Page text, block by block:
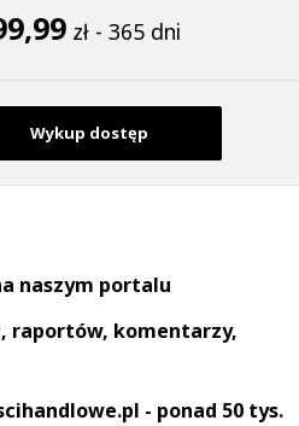
zł - 365 dni
Wykup dostęp
naszym portalu
raportów, komentarzy,
- ponad 50 tys.